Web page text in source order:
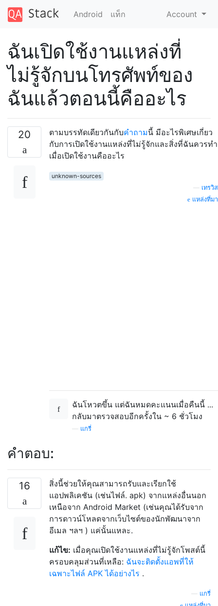
Android แท็ก Account
ฉันเปิดใช้งานแหล่งที่
ไม่รู้จักบนโทรศัพท์ของ
ฉันแล้วตอนนี้คืออะไร
20 ตามบรรทัดเดียวกันกับคำถามนี้ มีอะไรพิเศษเกี่ยว
กับการเปิดใช้งานแหล่งที่ไม่รู้จักและสิ่งที่ฉันควรทำ
เมื่อเปิดใช้งานคืออะไร
unknown-sources
เทรวิส
แหล่งที่มา
ฉันโหวตขึ้น แต่ฉันหมดคะแนนเมื่อคืนนี้ ...
กลับมาตรวจสอบอีกครั้งใน ~ 6 ชั่วโมง
แกรี่
คำตอบ:
16
สิ่งนี้ช่วยให้คุณสามารถรับและเรียกใช้
แอปพลิเคชัน (เช่นไฟล์. apk) จากแหล่งอื่นนอก
เหนือจาก Android Market (เช่นคุณได้รับจาก
การดาวน์โหลดจากเว็บไซต์ของนักพัฒนาจาก
อีเมล ฯลฯ ) แค่นั้นแหละ.
แก้ไข: เมื่อคุณเปิดใช้งานแหล่งที่ไม่รู้จักโพสต์นี้
ครอบคลุมส่วนที่เหลือ: ฉันจะติดตั้งแอพที่ให้
เฉพาะไฟล์ APK ได้อย่างไร .
แกรี่